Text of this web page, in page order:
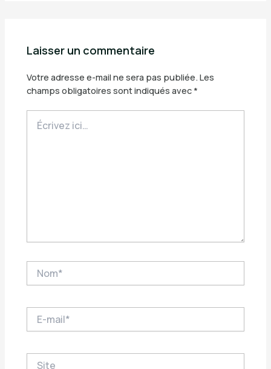
Laisser un commentaire
Votre adresse e-mail ne sera pas publiée. Les
champs obligatoires sont indiqués avec *
ici…
mail*